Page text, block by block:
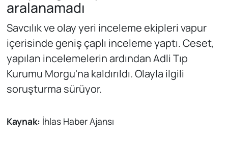
aralanamadı
Savcılık ve olay yeri inceleme ekipleri vapur
içerisinde geniş çaplı inceleme yaptı. Ceset,
yapılan incelemelerin ardından Adli Tıp
Kurumu Morgu'na kaldırıldı. Olayla ilgili
soruşturma sürüyor.
Kaynak: İhlas Haber Ajansı